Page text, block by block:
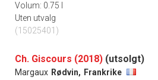
Volum: 0.75 l
Uten utvalg
(15025401)
Ch. Giscours (2018) (utsolgt)
Margaux Rødvin, Frankrike